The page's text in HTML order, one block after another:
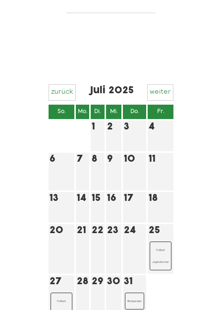
zurück Juli 2025 weiter
So. Mo. Di. Mi. Do. Fr.
1 2 3 4
6 7 8 9 10 11
13 14 15 16 17 18
20 21 22 23 24 25
Fußball:
Jugendturnier
27
Fußball:
28 29 30 31
Blutspenden